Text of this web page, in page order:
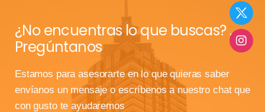
¿No encuentras lo que buscas? ...
Pregúntanos
Estamos para asesorarte en lo que quieras saber
envíanos un mensaje o escríbenos a nuestro chat que
con gusto te ayudaremos